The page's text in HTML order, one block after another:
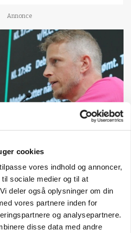
cookies
vores indhold og annoncer,
sociale medier og til at
deler også oplysninger om din
vores partnere inden for
og analysepartnere.
disse data med andre
Annonce
Annonce
skårlægger afprøves i år